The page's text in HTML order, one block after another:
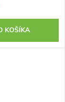
KOŠÍKA